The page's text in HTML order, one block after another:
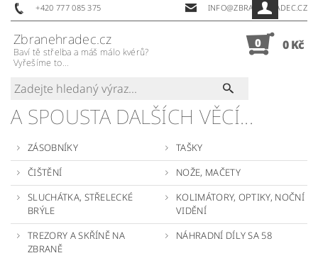
+420 777 085 375 INFO@ZBRANEHRADEC.CZ
Zbranehradec.cz
Baví tě střelba a máš málo kvérů?
Vyřešíme to...
0 0 Kč
A SPOUSTA DALŠÍCH VĚCÍ...
ZÁSOBNÍKY
TAŠKY
ČIŠTĚNÍ
NOŽE, MAČETY
SLUCHÁTKA, STŘELECKÉ
BRÝLE
KOLIMÁTORY, OPTIKY, NOČNÍ
VIDĚNÍ
TREZORY A SKŘÍNĚ NA
ZBRANĚ
NÁHRADNÍ DÍLY SA 58